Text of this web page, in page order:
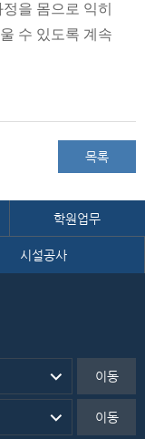
을 몸으로 익히
수 있도록 계속
목록
학원업무
시설공사
이동
이동